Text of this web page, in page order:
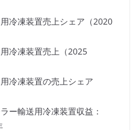
冷凍装置売上シェア（2020
冷凍装置売上（2025
冷凍装置の売上シェア
ー輸送用冷凍装置収益：